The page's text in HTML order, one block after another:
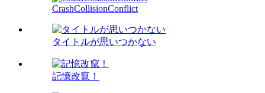
CrashCollisionConflict
タイトルが思いつかない
記憶改竄！